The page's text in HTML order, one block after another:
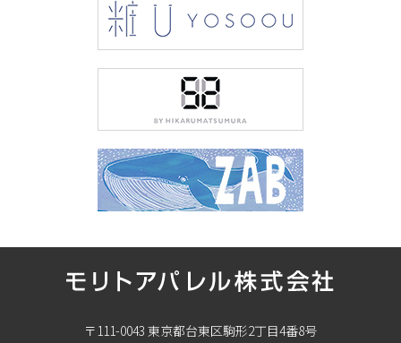
〒111-0043 東京都台東区駒形2丁目4番8号